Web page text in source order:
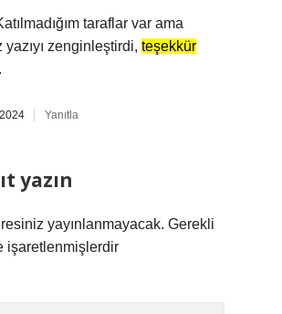
taraflar var ama
yazıyı zenginleştirdi, teşekkür
.
Yanıtla
yazın
yayınlanmayacak. Gerekli
işaretlenmişlerdir